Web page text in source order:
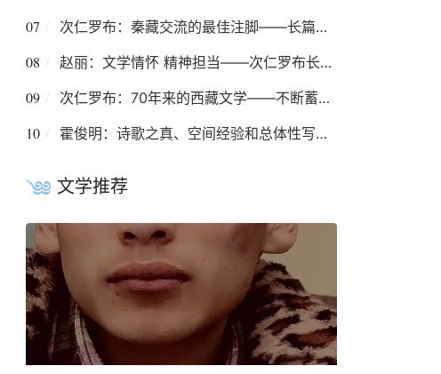
07 次仁罗布：秦藏交流的最佳注脚——长篇小说《东山顶上》 序
08 赵丽：文学情怀 精神担当——次仁罗布长篇报告文学《废墟上的涅槃》
09 次仁罗布：70年来的西藏文学——不断蓄势 应时而变
10 霍俊明：诗歌之真、空间经验和总体性写作——2020年《民族文学》诗歌综述
文学推荐